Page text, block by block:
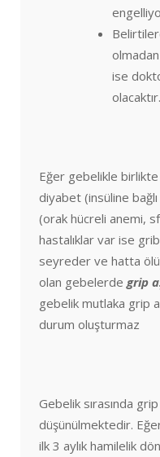
ise
olacaktır.
Eğer gebelikle birlikte
diyabet (insüline
(orak hücreli anemi,
hastalıklar var ise
seyreder ve hatta
olan gebelerde grip
gebelik mutlaka grip
durum oluşturmaz
Gebelik sırasında grip
düşünülmektedir.
ilk 3 aylık hamilelik